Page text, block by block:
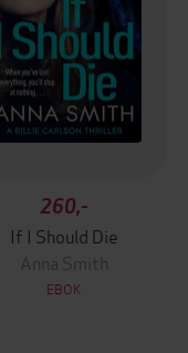
260,-
If I Should Die
Anna Smith
EBOK